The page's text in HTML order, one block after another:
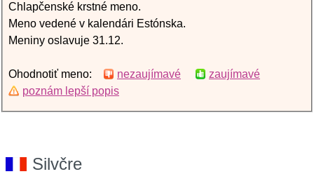
Chlapčenské krstné meno.
Meno vedené v kalendári Estónska.
Meniny oslavuje 31.12.
Ohodnotiť meno: nezaujímavé
zaujímavé
poznám lepší popis
Silvčre